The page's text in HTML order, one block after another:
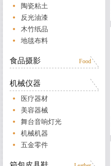
陶瓷粘土
反光油漆
木竹纸品
地毯布料
食品摄影 Food
机械仪器
医疗器材
美容器械
舞台音响灯光
机械机器
五金零件